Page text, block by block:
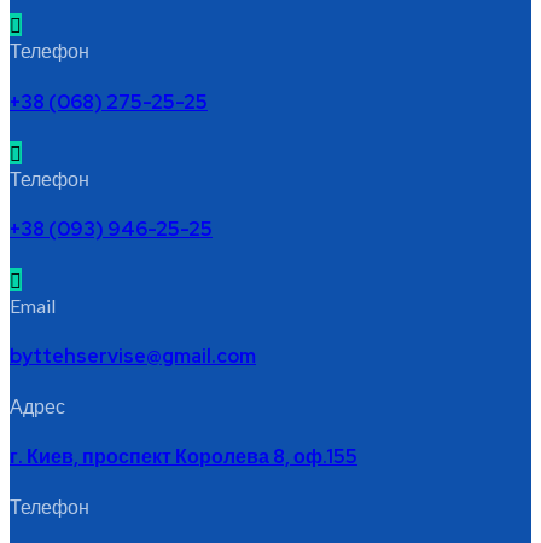
Телефон
+38 (068) 275-25-25
Телефон
+38 (093) 946-25-25
Email
byttehservise@gmail.com
Адрес
г. Киев, проспект Королева 8, оф.155
Телефон